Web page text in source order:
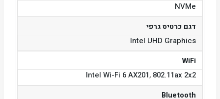
NVMe
דגם כרטיס גרפי
Intel UHD Graphics
WiFi
Intel Wi-Fi 6 AX201, 802.11ax 2x2
Bluetooth